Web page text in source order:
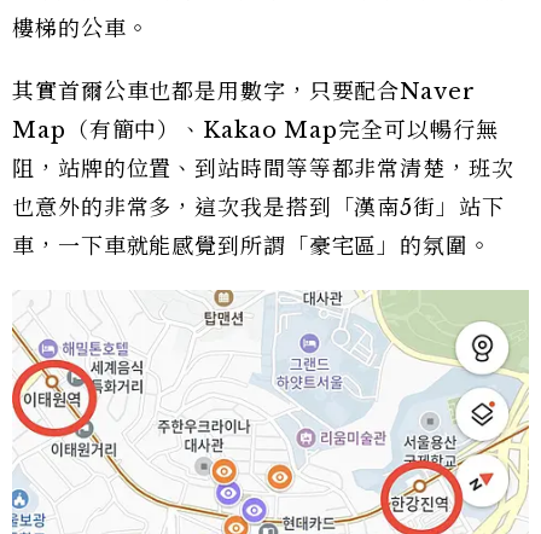
樓梯的公車。
其實首爾公車也都是用數字，只要配合Naver
Map（有簡中）、Kakao Map完全可以暢行無
阻，站牌的位置、到站時間等等都非常清楚，班次
也意外的非常多，這次我是搭到「漢南5街」站下
車，一下車就能感覺到所謂「豪宅區」的氛圍。